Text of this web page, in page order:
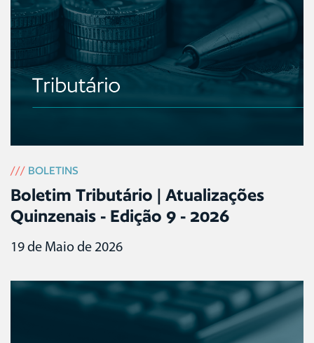
/// BOLETINS
Boletim Tributário | Atualizações
Quinzenais - Edição 9 - 2026
19 de Maio de 2026